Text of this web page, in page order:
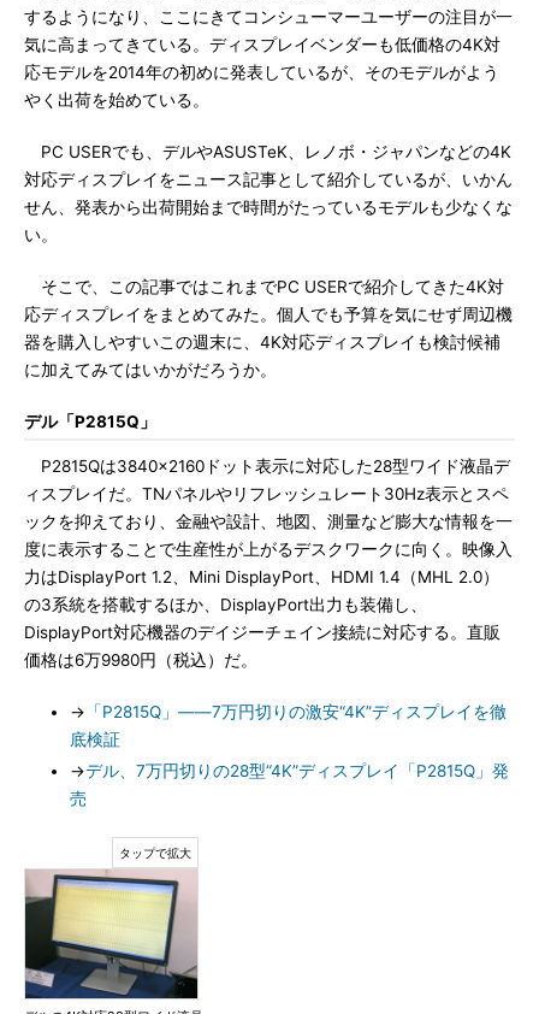
するようになり、ここにきてコンシューマーユーザーの注目が一
気に高まってきている。ディスプレイベンダーも低価格の4K対
応モデルを2014年の初めに発表しているが、そのモデルがよう
やく出荷を始めている。
PC USERでも、デルやASUSTeK、レノボ・ジャパンなどの4K
対応ディスプレイをニュース記事として紹介しているが、いかん
せん、発表から出荷開始まで時間がたっているモデルも少なくな
い。
そこで、この記事ではこれまでPC USERで紹介してきた4K対
応ディスプレイをまとめてみた。個人でも予算を気にせず周辺機
器を購入しやすいこの週末に、4K対応ディスプレイも検討候補
に加えてみてはいかがだろうか。
デル「P2815Q」
P2815Qは3840×2160ドット表示に対応した28型ワイド液晶デ
ィスプレイだ。TNパネルやリフレッシュレート30Hz表示とスペ
ックを抑えており、金融や設計、地図、測量など膨大な情報を一
度に表示することで生産性が上がるデスクワークに向く。映像入
力はDisplayPort 1.2、Mini DisplayPort、HDMI 1.4（MHL 2.0）
の3系統を搭載するほか、DisplayPort出力も装備し、
DisplayPort対応機器のデイジーチェイン接続に対応する。直販
価格は6万9980円（税込）だ。
→ 「P2815Q」――7万円切りの激安“4K”ディスプレイを徹
底検証
→デル、7万円切りの28型“4K”ディスプレイ「P2815Q」発
売